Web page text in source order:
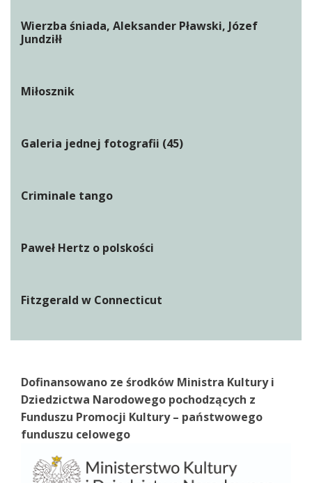
Wierzba śniada, Aleksander Pławski, Józef
Jundziłł
Miłosznik
Galeria jednej fotografii (45)
Criminale tango
Paweł Hertz o polskości
Fitzgerald w Connecticut
Dofinansowano ze środków Ministra Kultury i
Dziedzictwa Narodowego pochodzących z
Funduszu Promocji Kultury – państwowego
funduszu celowego